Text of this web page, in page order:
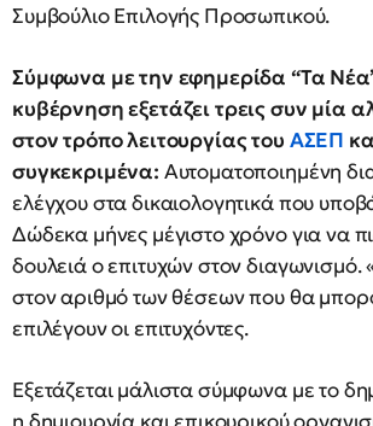
Συμβούλιο Επιλογής Προσωπικού.
Σύμφωνα με την εφημερίδα “Τα
κυβέρνηση εξετάζει τρεις συν μία
στον τρόπο λειτουργίας του ΑΣΕΠ
συγκεκριμένα: Αυτοματοποιημένη
ελέγχου στα δικαιολογητικά που
Δώδεκα μήνες μέγιστο χρόνο για να
δουλειά ο επιτυχών στον διαγωνισμό.
στον αριθμό των θέσεων που θα
επιλέγουν οι επιτυχόντες.
Εξετάζεται μάλιστα σύμφωνα με το